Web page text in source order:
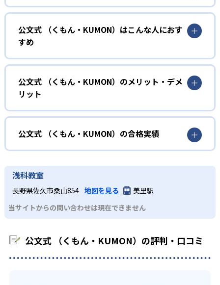
01
無学年式の学力別学習
KUMONでは、年齢や学年にとらわれずに、一人ひとりの学
力に応じたレベルから学習を始めている。
確実に100点が取れるレベルから少しずつ難易度を上げてい
しさを経験できる。
KUMONの教材は、簡単な問題から高度な問題へと、スモー
ルステップで進んでいけるよう工夫されている。このスタ
イルは子どもの学習意欲をかき立てるため、教えてもらう
という受け身の姿勢ではなく、自ら進んで学ぶ姿勢を身に
つけられるだろう。
また、自学学習スタイルで学ぶ子どもたちは、自らの学習
課題に気がつくようになる。学年を超えた範囲も学習でき
03 フレキシブルな受講スタイル
KUMONでは、教室が開いている時間内であれば、何曜日に
い中高生にも通室しやすい。また、教室によっては自宅か
公文式 （くもん・KUMON）はこんな人におす
すめ
幼児
小学校に入る準備をしたい幼児向け
KUMONでは細かいステップに分かれた教材で、わかる楽し
さを経験しながら無理なく力を高めていける。
性格や学習への取り組み姿勢に合わせて内容も調整するた
め、小学校に入ってもつまずきにくい学力を身につけられ
るだろう。
中学に向けて苦手教科を克服したい子ども向け
KUMONでは経験豊富な先生が、子どものやる気を引き出せ
る。苦手な科目でも自分で解けた達成感を味わうことで、
少しずつ苦手意識を克服できるだろう。
中学生・高校生
部活や習い事と両立したい生徒向け
公文式 （くもん・KUMON）のメリット・デメ
リット
どんなメリットがある？
KUMONでは自学自習スタイルで勉強するため、集中力や目
標に向かって頑張りやり抜く力を育むことができる。ま
た、年齢や学年にとらわれずに自分の学力に相応したレベ
ルから学習できるため、難しすぎてやる気を損ねたり、簡
単すぎて退屈することもない。
どんなデメリットがある？
KUMONでは、中高生のクラスでも数学・英語・国語の3教
科に限られるため、その他の教科に関しては他塾を検討す
公文式 （くもん・KUMON）の合格実績
KUMONは、公式サイトでは合格実績は公開していない。志
わせたい。
浅科教室
長野県佐久市桑山854 地図を見る
美里駅
当サイトからの問い合わせは現在できません
公文式 （くもん・KUMON）の評判・口コミ